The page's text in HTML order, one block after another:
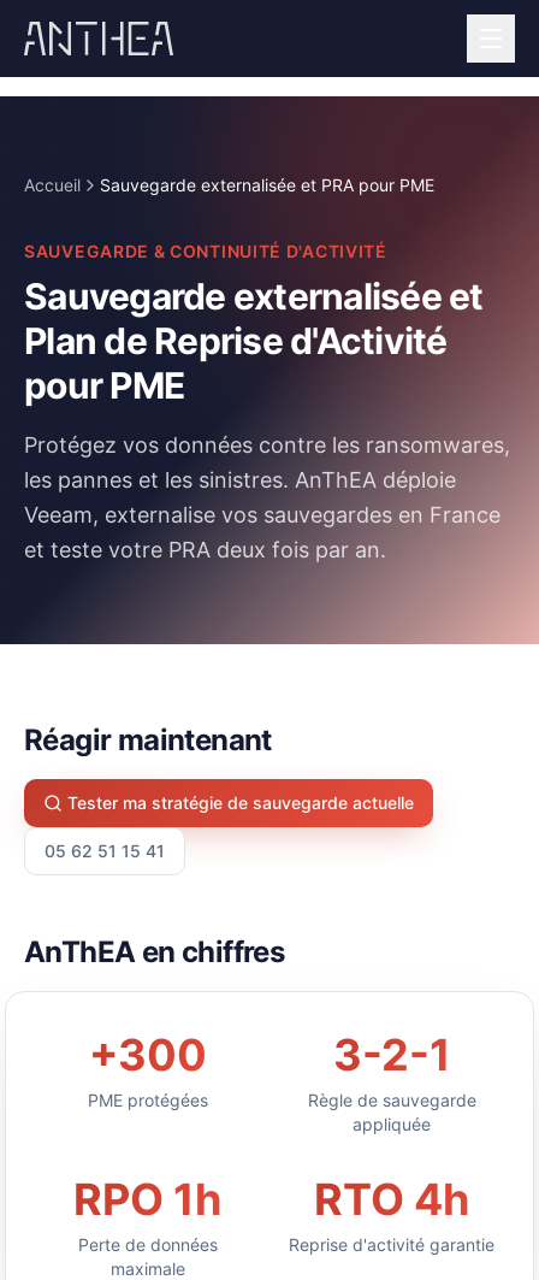
Accueil Sauvegarde externalisée et PRA pour PME
SAUVEGARDE & CONTINUITÉ D'ACTIVITÉ
Sauvegarde externalisée et
Plan de Reprise d'Activité
pour PME
Protégez vos données contre les ransomwares,
les pannes et les sinistres. AnThEA déploie
Veeam, externalise vos sauvegardes en France
et teste votre PRA deux fois par an.
Réagir maintenant
Tester ma stratégie de sauvegarde actuelle
05 62 51 15 41
AnThEA en chiffres
+300
PME protégées
3-2-1
Règle de sauvegarde
appliquée
RPO 1h
Perte de données
maximale
RTO 4h
Reprise d'activité garantie